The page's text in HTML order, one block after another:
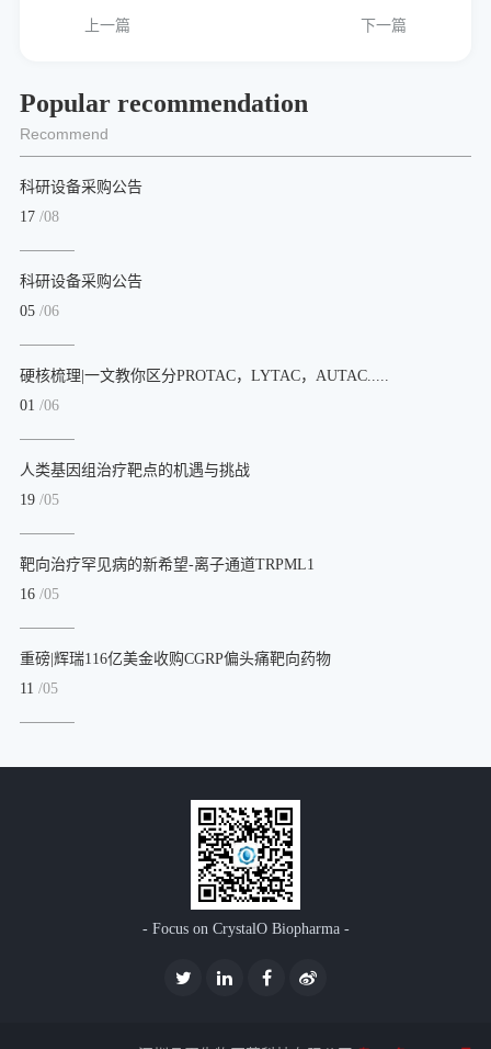
上一篇 下一篇
Popular recommendation
Recommend
科研设备采购公告
17 /08
科研设备采购公告
05 /06
硬核梳理|一文教你区分PROTAC，LYTAC，AUTAC.....
01 /06
人类基因组治疗靶点的机遇与挑战
19 /05
靶向治疗罕见病的新希望-离子通道TRPML1
16 /05
重磅|辉瑞116亿美金收购CGRP偏头痛靶向药物
11 /05
- Focus on CrystalO Biopharma -